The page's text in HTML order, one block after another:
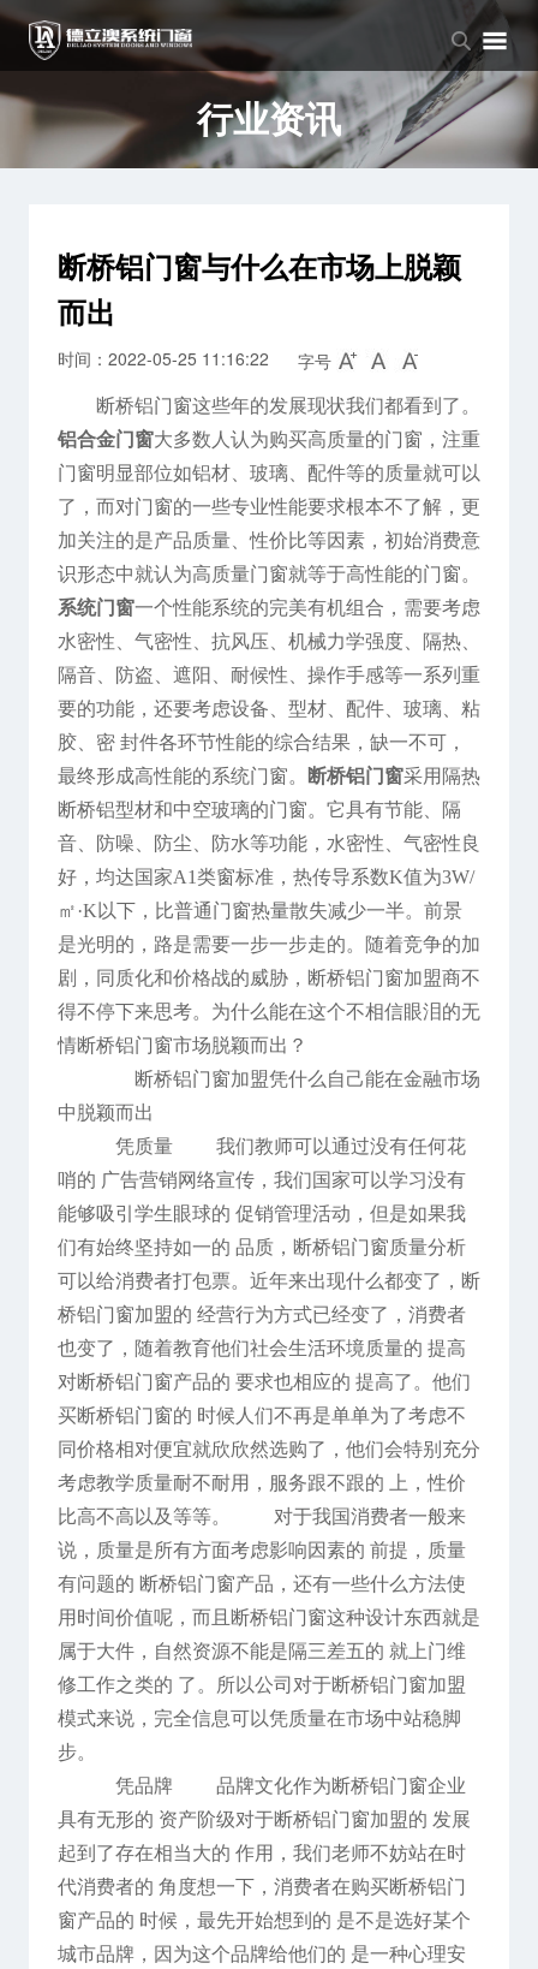
品牌中心
品牌介绍
企业文化
产品中心
窗系列
门系列
新闻中心
公司新闻
行业资讯
行业资讯
断桥铝门窗与什么在市场上脱颖
而出
时间：2022-05-25 11:16:22 字号
断桥铝门窗这些年的发展现状我们都看到了。
铝合金门窗大多数人认为购买高质量的门窗，注重
门窗明显部位如铝材、玻璃、配件等的质量就可以
了，而对门窗的一些专业性能要求根本不了解，更
加关注的是产品质量、性价比等因素，初始消费意
识形态中就认为高质量门窗就等于高性能的门窗。
系统门窗一个性能系统的完美有机组合，需要考虑
水密性、气密性、抗风压、机械力学强度、隔热、
隔音、防盗、遮阳、耐候性、操作手感等一系列重
要的功能，还要考虑设备、型材、配件、玻璃、粘
胶、密 封件各环节性能的综合结果，缺一不可，
最终形成高性能的系统门窗。
断桥铝门窗采用隔热
断桥铝型材和中空玻璃的门窗。它具有节能、隔
音、防噪、防尘、防水等功能，水密性、气密性良
好，均达国家A1类窗标准，热传导系数K值为3W/
㎡·K以下，比普通门窗热量散失减少一半。前景
是光明的，路是需要一步一步走的。随着竞争的加
剧，同质化和价格战的威胁，断桥铝门窗加盟商不
得不停下来思考。为什么能在这个不相信眼泪的无
情断桥铝门窗市场脱颖而出？
断桥铝门窗加盟凭什么自己能在金融市场
中脱颖而出
凭质量 我们教师可以通过没有任何花
哨的 广告营销网络宣传，我们国家可以学习没有
能够吸引学生眼球的 促销管理活动，但是如果我
们有始终坚持如一的 品质，断桥铝门窗质量分析
可以给消费者打包票。近年来出现什么都变了，断
桥铝门窗加盟的 经营行为方式已经变了，消费者
也变了，随着教育他们社会生活环境质量的 提高
对断桥铝门窗产品的 要求也相应的 提高了。他们
买断桥铝门窗的 时候人们不再是单单为了考虑不
同价格相对便宜就欣欣然选购了，他们会特别充分
考虑教学质量耐不耐用，服务跟不跟的 上，性价
比高不高以及等等。 对于我国消费者一般来
说，质量是所有方面考虑影响因素的 前提，质量
有问题的 断桥铝门窗产品，还有一些什么方法使
用时间价值呢，而且断桥铝门窗这种设计东西就是
属于大件，自然资源不能是隔三差五的 就上门维
修工作之类的 了。所以公司对于断桥铝门窗加盟
模式来说，完全信息可以凭质量在市场中站稳脚
步。
凭品牌 品牌文化作为断桥铝门窗企业
具有无形的 资产阶级对于断桥铝门窗加盟的 发展
起到了存在相当大的 作用，我们老师不妨站在时
代消费者的 角度想一下，消费者在购买断桥铝门
窗产品的 时候，最先开始想到的 是不是选好某个
城市品牌，因为这个品牌给他们的 是一种心理安